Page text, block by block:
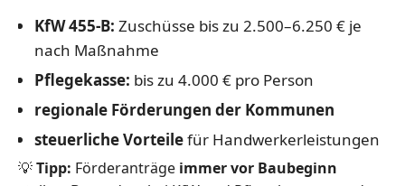
KfW 455-B: Zuschüsse bis zu 2.500–6.250 € je
nach Maßnahme
Pflegekasse: bis zu 4.000 € pro Person
regionale Förderungen der Kommunen
steuerliche Vorteilefür Handwerkerleistungen
💡Tipp: Förderanträge immer vor Baubeginn